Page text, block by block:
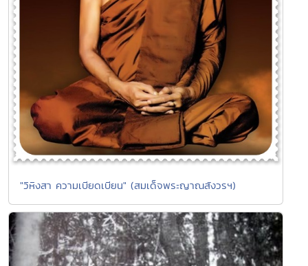
"วิหิงสา ความเบียดเบียน" (สมเด็จพระญาณสังวรฯ)